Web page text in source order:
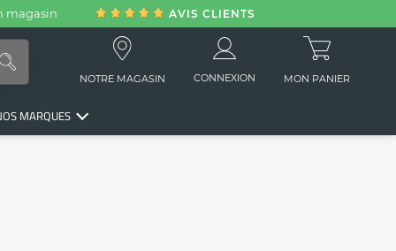
magasin AVIS CLIENTS
NOTRE MAGASIN CONNEXION MON PANIER
MARQUES